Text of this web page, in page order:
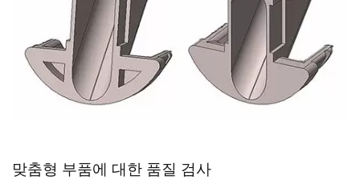
맞춤형 부품에 대한 품질 검사